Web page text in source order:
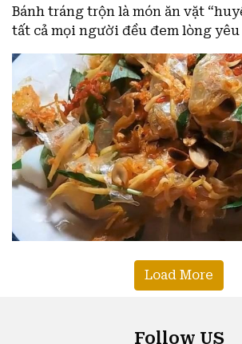
Bánh tráng trộn là món ăn vặt
tất cả mọi người đều đem lòng yêu
Load More
Follow US